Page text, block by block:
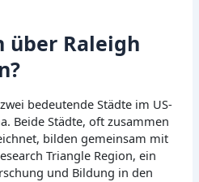
über Raleigh
bedeutende Städte im US-
Beide Städte, oft zusammen
bilden gemeinsam mit
Triangle Region, ein
und Bildung in den